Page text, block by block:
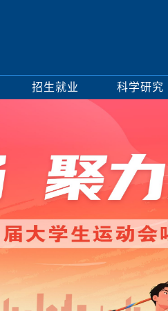
招生就业 科学研究